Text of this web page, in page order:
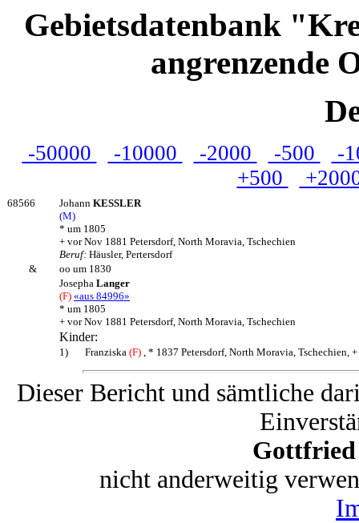
Gebietsdatenbank
angrenzende
-50000 -10000 -2000 -500
-
+500
68566 Johann KESSLER
(M)
* um 1805
+ vor Nov 1881 Petersdorf, North Moravia, Tschechien
Beruf: Häusler, Pertersdorf
&
oo um 1830
Josepha Langer
(F) «aus 84996»
* um 1805
+ vor Nov 1881 Petersdorf, North Moravia, Tschechien
Kinder:
1) Franziska (F) , * 1837 Petersdorf, North Moravia, Tschechien,
Dieser Bericht und sämtliche
Gottfried
nicht anderweitig